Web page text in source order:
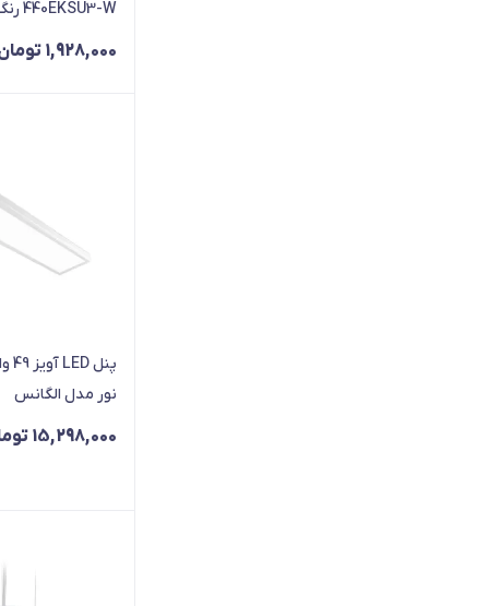
440EKSU3-W رنگ نقره‌ای
1,928,000
نور مدل الگانس
15,298,000